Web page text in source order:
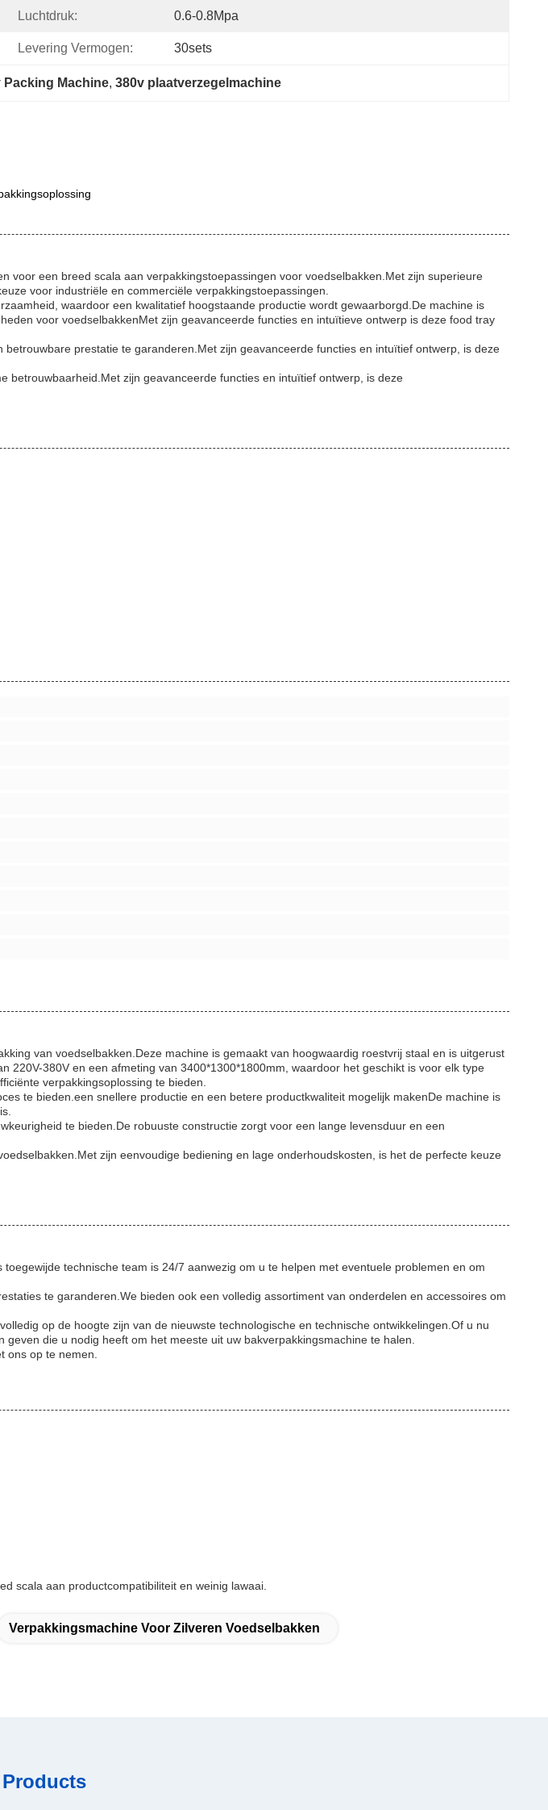
Luchtdruk: 0.6-0.8Mpa
Levering Vermogen: 30sets
Packing Machine, 380v plaatverzegelmachine
voor een breed scala aan verpakkingstoepassingen voor voedselbakken.Met zijn superieure
voor industriële en commerciële verpakkingstoepassingen.
waardoor een kwalitatief hoogstaande productie wordt gewaarborgd.De machine is
voor voedselbakkenMet zijn geavanceerde functies en intuïtieve ontwerp is deze food tray
prestatie te garanderen.Met zijn geavanceerde functies en intuïtief ontwerp, is deze
betrouwbaarheid.Met zijn geavanceerde functies en intuïtief ontwerp, is deze
van voedselbakken.Deze machine is gemaakt van hoogwaardig roestvrij staal en is uitgerust
380V en een afmeting van 3400*1300*1800mm, waardoor het geschikt is voor elk type
verpakkingsoplossing te bieden.
te bieden.een snellere productie en een betere productkwaliteit mogelijk makenDe machine is
te bieden.De robuuste constructie zorgt voor een lange levensduur en een
zijn eenvoudige bediening en lage onderhoudskosten, is het de perfecte keuze
technische team is 24/7 aanwezig om u te helpen met eventuele problemen en om
te garanderen.We bieden ook een volledig assortiment van onderdelen en accessoires om
op de hoogte zijn van de nieuwste technologische en technische ontwikkelingen.Of u nu
die u nodig heeft om het meeste uit uw bakverpakkingsmachine te halen.
ons op te nemen.
scala aan productcompatibiliteit en weinig lawaai.
Verpakkingsmachine Voor Zilveren Voedselbakken